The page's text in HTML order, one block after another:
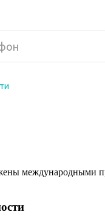
международными